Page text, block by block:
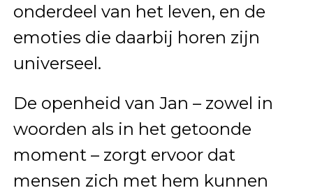
onderdeel van het leven, en de
emoties die daarbij horen zijn
universeel.
De openheid van Jan – zowel in
woorden als in het getoonde
moment – zorgt ervoor dat
mensen zich met hem kunnen